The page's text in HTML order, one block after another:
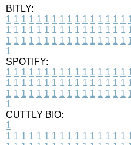
BITLY:
1 1 1 1 1 1 1 1 1 1 1 1 1 1 1 1
1 1 1 1 1 1 1 1 1 1 1 1 1 1 1 1
1 1 1 1 1 1 1 1 1 1 1 1 1 1 1 1
1
SPOTIFY:
1 1 1 1 1 1 1 1 1 1 1 1 1 1 1 1
1 1 1 1 1 1 1 1 1 1 1 1 1 1 1 1
1 1 1 1 1 1 1 1 1 1 1 1 1 1 1 1
1
CUTTLY BIO:
1
1 1 1 1 1 1 1 1 1 1 1 1 1 1 1 1